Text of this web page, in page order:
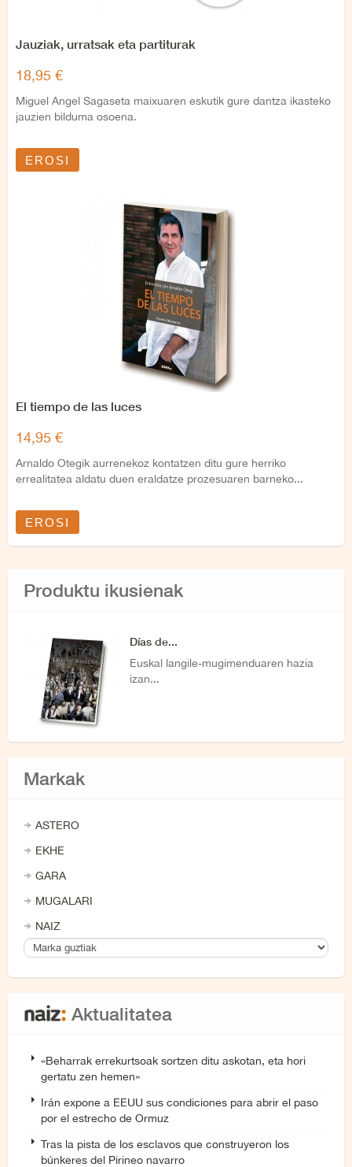
Jauziak, urratsak eta partiturak
18,95 €
Miguel Angel Sagaseta maixuaren eskutik gure dantza ikasteko
jauzien bilduma osoena.
EROSI
El tiempo de las luces
14,95 €
Arnaldo Otegik aurrenekoz kontatzen ditu gure herriko
errealitatea aldatu duen eraldatze prozesuaren barneko...
EROSI
Produktu ikusienak
Días de...
Euskal langile-mugimenduaren hazia
izan...
Markak
ASTERO
EKHE
GARA
MUGALARI
NAIZ
Aktualitatea
«Beharrak errekurtsoak sortzen ditu askotan, eta hori
gertatu zen hemen»
Irán expone a EEUU sus condiciones para abrir el paso
por el estrecho de Ormuz
Tras la pista de los esclavos que construyeron los
búnkeres del Pirineo navarro